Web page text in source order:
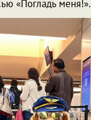
«Погладь меня!».